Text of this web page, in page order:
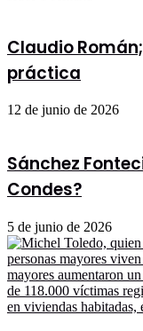
Claudio
práctica
12 de junio de 2026
Sánchez
Condes?
5 de junio de 2026